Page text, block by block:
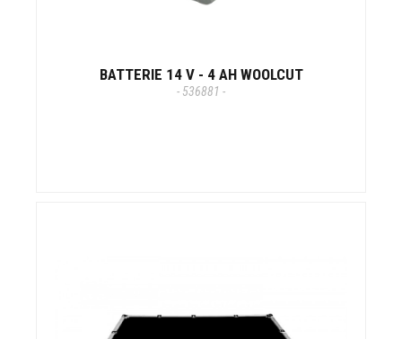
BATTERIE 14 V - 4 AH WOOLCUT
- 536881 -